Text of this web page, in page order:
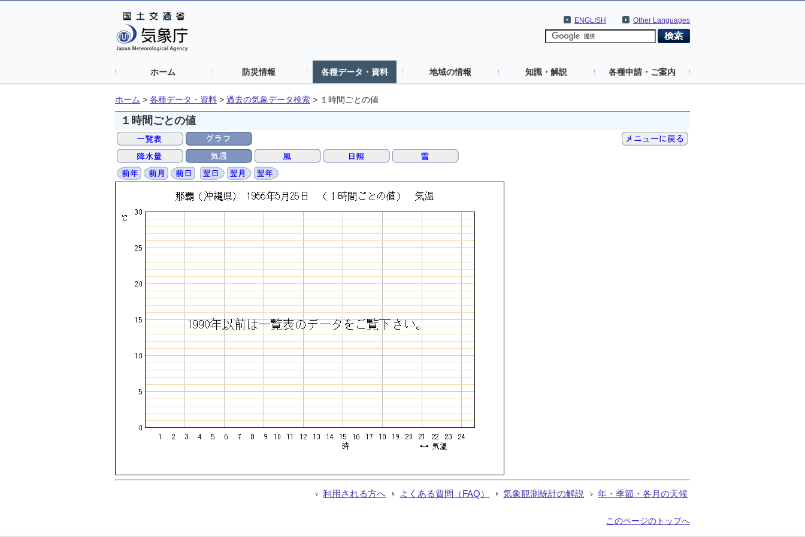
Other Languages
ENGLISH
ホーム 防災情報 各種データ・資料 地域の情報 知識・解説 各種申請・ご案内
ホーム > 各種データ・資料 > 過去の気象データ検索 > １時間ごとの値
１時間ごとの値
利用される方へ よくある質問（FAQ） 気象観測統計の解説 年・季節・各月の天候
このページのトップへ